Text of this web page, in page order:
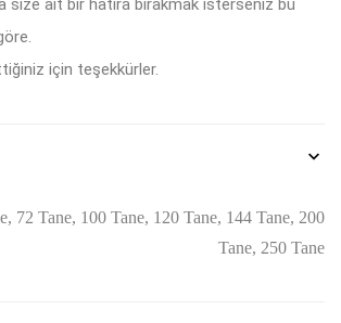
size ait bir hatıra bırakmak isterseniz bu
için teşekkürler.
72 Tane, 100 Tane, 120 Tane, 144 Tane, 200
Tane, 250 Tane